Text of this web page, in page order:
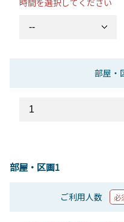
時間を選択してください
部屋・
部屋・区画1
ご利用人数 必